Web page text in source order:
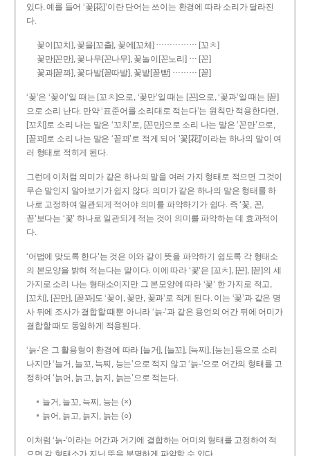
있다. 예를 들어 ‘꽃[花]’이란 단어는 쓰이는 환경에 따라 소리가 달라진
다.
꽃이[꼬치], 꽃을[꼬츨], 꽃에[꼬체] …………… [꼬ㅊ]
꽃만[꼰만], 꽃나무[꼰나무], 꽃놀이[꼰노리] … [꼰]
꽃과[꼳꽈], 꽃다발[꼳따발], 꽃밭[꼳빧] ……… [꼳]
‘꽃’은 ‘꽃이’일 때는 [꼬ㅊ]으로, ‘꽃만’일 때는 [꼰]으로, ‘꽃과’일 때는 [꼳]
으로 소리 난다. 만약 ‘표준어를 소리대로 적는다’는 원칙만 적용한다면,
[꼬치]로 소리 나는 말은 ‘꼬치’로, [꼰만]으로 소리 나는 말은 ‘꼰만’으로,
[꼳꽈]로 소리 나는 말은 ‘꼳꽈’로 적게 되어 ‘꽃[花]’이라는 하나의 말이 여
러 형태로 적히게 된다.
그런데 이처럼 의미가 같은 하나의 말을 여러 가지 형태로 적으면 그것이
무슨 말인지 알아보기가 쉽지 않다. 의미가 같은 하나의 말은 형태를 하
나로 고정하여 일관되게 적어야 의미를 파악하기가 쉽다. 즉 ‘꽃, 꼰,
꼳’보다는 ‘꽃’ 하나로 일관되게 적는 것이 의미를 파악하는 데 효과적이
다.
‘어법에 맞도록 한다’는 것은 이와 같이 뜻을 파악하기 쉽도록 각 형태소
의 본모양을 밝혀 적는다는 말이다. 이에 따라 ‘꽃’은 [꼬ㅊ], [꼰], [꼳]의 세
가지로 소리 나는 형태소이지만 그 본모양에 따라 ‘꽃’ 한 가지로 적고,
[꼬치], [꼰만], [꼳꽈]도 ‘꽃이, 꽃만, 꽃과’로 적게 된다. 이는 ‘꽃’과 같은 명
사 뒤에 조사가 결합할 때뿐 아니라 ‘늙-’과 같은 용언의 어간 뒤에 어미가
결합할 때도 동일하게 적용된다.
‘늙-’은 그 활용형이 환경에 따라 [늘거], [늘꼬], [늑찌], [능는] 등으로 소리
나지만 ‘늘거, 늘꼬, 늑찌, 능는’으로 적지 않고 ‘늙-’으로 어간의 형태를 고
정하여 ‘늙어, 늙고, 늙지, 늙는’으로 적는다.
늘거, 늘꼬, 늑찌, 능는 (×)
늙어, 늙고, 늙지, 늙는 (○)
이처럼 ‘늙-­’이라는 어간과 거기에 결합하는 어미의 형태를 고정하여 적
으면 각 형태소가 지닌 뜻을 분명하게 파악할 수 있다.